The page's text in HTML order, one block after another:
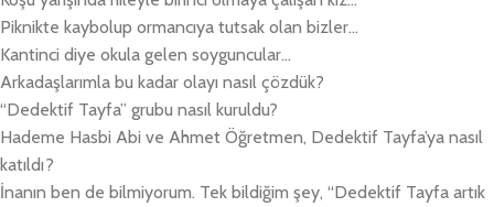
Piknikte kaybolup ormancıya tutsak olan bizler…
Kantinci diye okula gelen soyguncular…
Arkadaşlarımla bu kadar olayı nasıl çözdük?
“Dedektif Tayfa” grubu nasıl kuruldu?
Hademe Hasbi Abi ve Ahmet Öğretmen, Dedektif Tayfa’ya nasıl
katıldı?
İnanın ben de bilmiyorum. Tek bildiğim şey, “Dedektif Tayfa artık